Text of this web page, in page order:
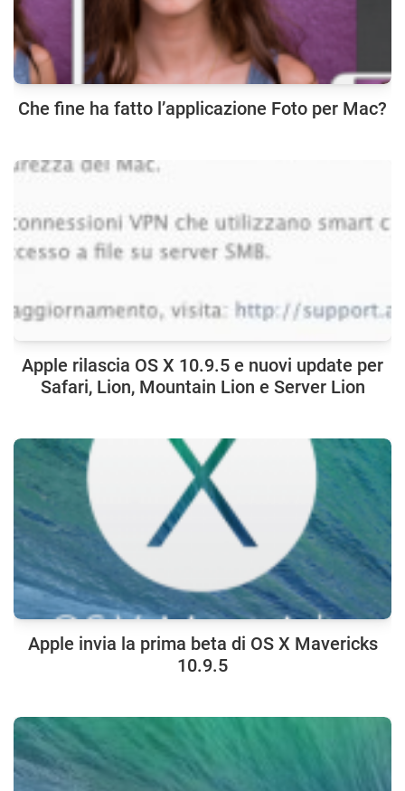
Che fine ha fatto l’applicazione Foto per Mac?
Apple rilascia OS X 10.9.5 e nuovi update per
Safari, Lion, Mountain Lion e Server Lion
Apple invia la prima beta di OS X Mavericks
10.9.5